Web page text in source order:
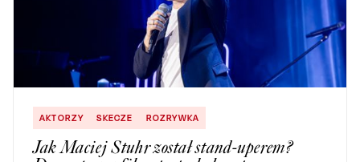
AKTORZY SKECZE ROZRYWKA
Jak Maciej Stuhr został stand-uperem?